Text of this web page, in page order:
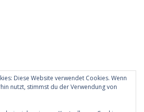
Akismet, um Spam zu
Diese Website verwendet Cookies. Wenn
nutzt, stimmst du der Verwendung von